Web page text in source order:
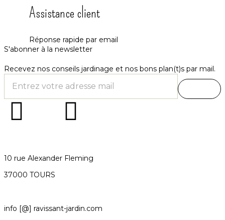
Assistance client
Réponse rapide par email
S'abonner à la newsletter
Recevez nos conseils jardinage et nos bons plan(t)s par mail.
10 rue Alexander Fleming
37000 TOURS
info [@] ravissant-jardin.com